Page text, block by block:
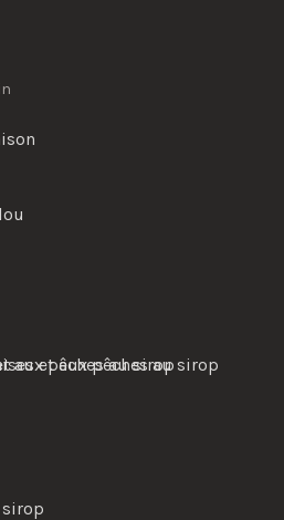
et aux pêches au sirop
sirop